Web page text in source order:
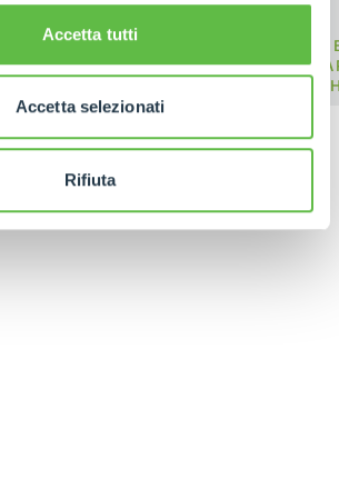
Accetta tutti
Accetta selezionati
Rifiuta
TELEHANDLERS